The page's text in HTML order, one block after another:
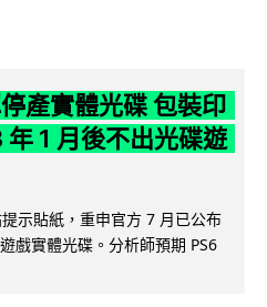
產實體光碟 包裝印
1 月後不出光碟遊
示貼紙，重申官方 7 月已公布
戲實體光碟。分析師預期 PS6